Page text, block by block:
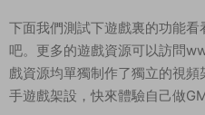
下面我們測試下遊戲裏的功能
吧。更多的遊戲資源可以訪問
戲資源均單獨制作了獨立的視
手遊戲架設，快來體驗自己做